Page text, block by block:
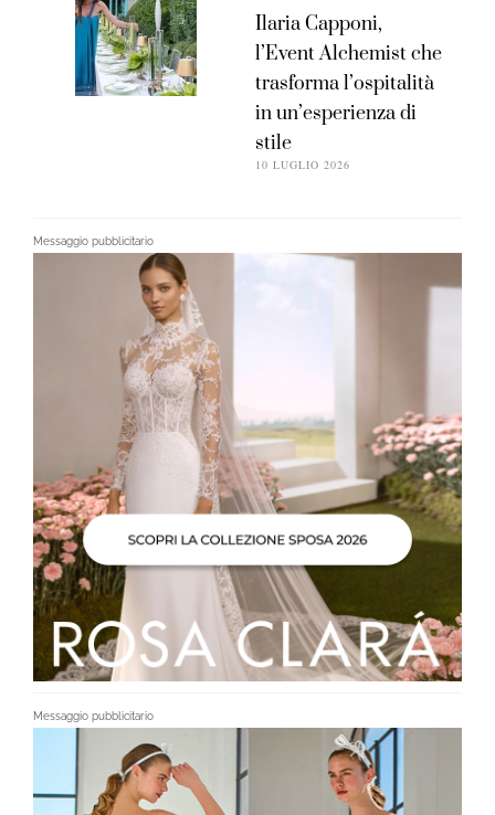
Ilaria Capponi,
l’Event Alchemist che
trasforma l’ospitalità
in un’esperienza di
stile
10 LUGLIO 2026
Messaggio pubblicitario
Messaggio pubblicitario